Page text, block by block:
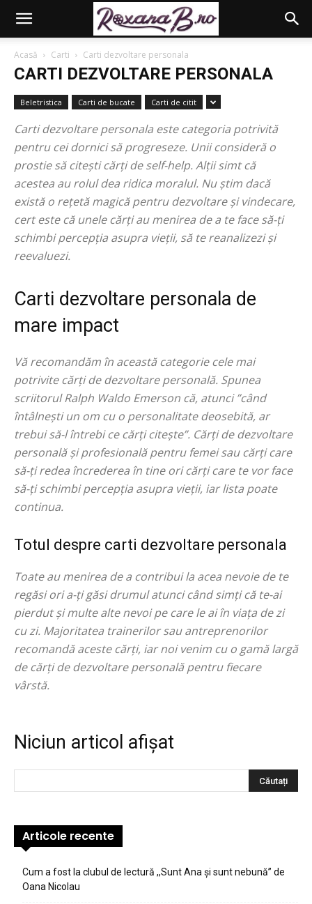
Acasă Carti Carti dezvoltare personala
CARTI DEZVOLTARE PERSONALA
Beletristica Carti de bucate Carti de citit
Carti dezvoltare personala este categoria potrivită
pentru cei dornici să progreseze. Unii consideră o
prostie să citești cărți de self-help. Alții simt că
acestea au rolul dea ridica moralul. Nu știm dacă
există o rețetă magică pentru dezvoltare și vindecare,
cert este că unele cărți au menirea de a te face să-ți
schimbi percepția asupra vieții, să te reanalizezi și
reevaluezi.
Carti dezvoltare personala de
mare impact
Vă recomandăm în această categorie cele mai
potrivite cărți de dezvoltare personală. Spunea
scriitorul Ralph Waldo Emerson că, atunci ”când
întâlnești un om cu o personalitate deosebită, ar
trebui să-l întrebi ce cărți citește”. Cărți de dezvoltare
personală și profesională pentru femei sau cărți care
să-ți redea încrederea în tine ori cărți care te vor face
să-ți schimbi percepția asupra vieții, iar lista poate
continua.
Totul despre carti dezvoltare personala
Toate au menirea de a contribui la acea nevoie de te
regăsi ori a-ți găsi drumul atunci când simți că te-ai
pierdut și multe alte nevoi pe care le ai în viața de zi
cu zi. Majoritatea trainerilor sau antreprenorilor
recomandă aceste cărți, iar noi venim cu o gamă largă
de cărți de dezvoltare personală pentru fiecare
vârstă.
Niciun articol afișat
Articole recente
Cum a fost la clubul de lectură ,,Sunt Ana şi sunt nebună” de
Oana Nicolau